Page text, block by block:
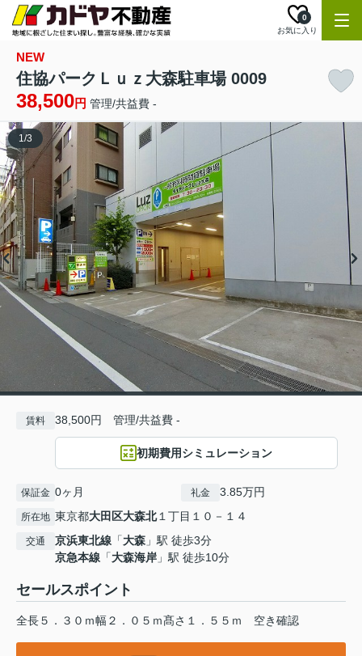
お気に入り
0
NEW
住協パークＬｕｚ大森駐車場 0009
38,500円 管理/共益費 -
1/3
賃料 38,500円 管理/共益費 -
初期費用シミュレーション
保証金 0ヶ月 礼金 3.85万円
所在地 東京都大田区大森北１丁目１０－１４
交通 京浜東北線 「大森 」駅 徒歩3分
京急本線 「大森海岸 」駅 徒歩10分
セールスポイント
全長５．３０ｍ幅２．０５ｍ髙さ１．５５ｍ 空き確認